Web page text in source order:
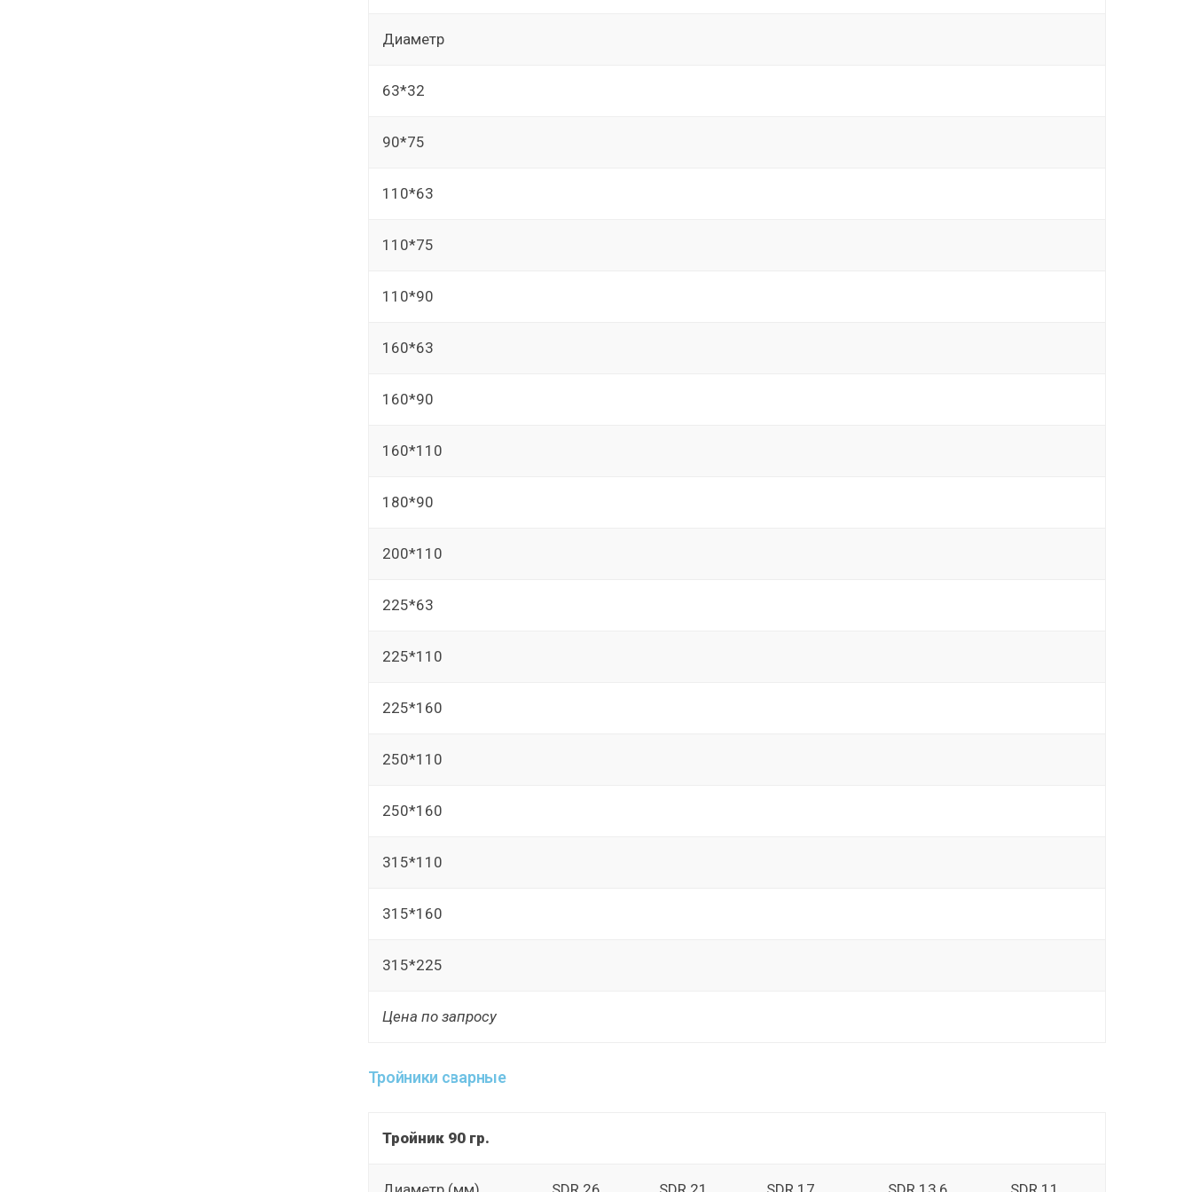
Диаметр
63*32
90*75
110*63
110*75
110*90
160*63
160*90
160*110
180*90
200*110
225*63
225*110
225*160
250*110
250*160
315*110
315*160
315*225
Цена по запросу
Тройники сварные
Тройник 90 гр.